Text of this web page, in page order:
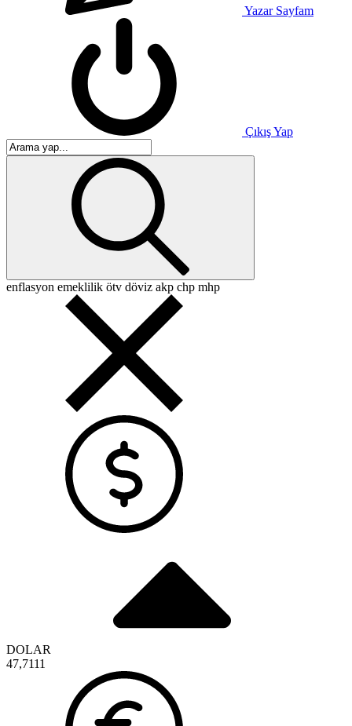
Yazar Sayfam
Çıkış Yap
enflasyon emeklilik ötv döviz akp chp mhp
DOLAR
47,7111